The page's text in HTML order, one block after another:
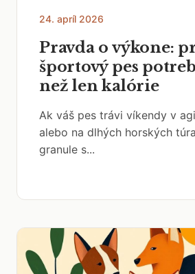
24. apríl 2026
Pravda o výkone:
športový pes
než len kalórie
Ak váš pes trávi víkendy v
alebo na dlhých horských
granule s...